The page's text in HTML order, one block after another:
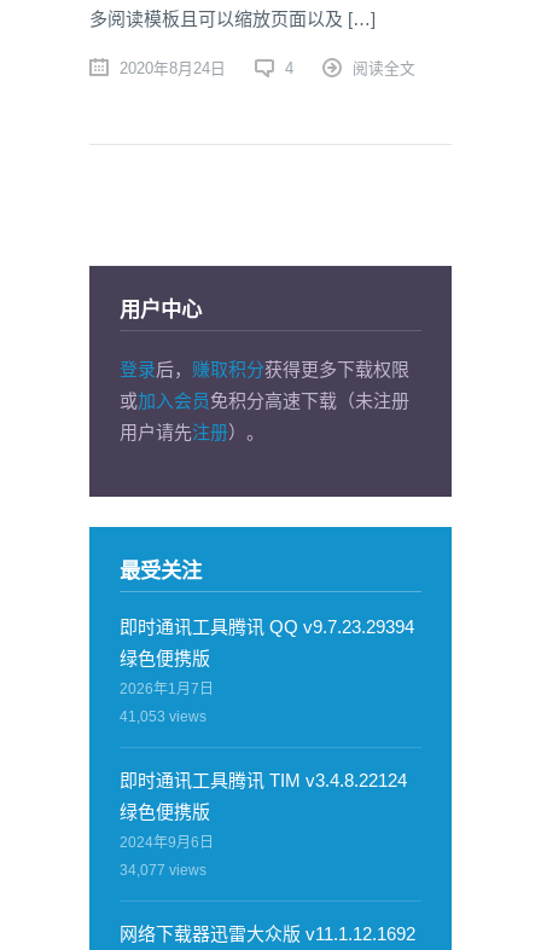
多阅读模板且可以缩放页面以及 […]
2020年8月24日 4 阅读全文
用户中心
登录后， 赚取积分获得更多下载权限
或加入会员免积分高速下载（未注册
用户请先注册）。
最受关注
即时通讯工具腾讯 QQ v9.7.23.29394
绿色便携版
2026年1月7日
41,053 views
即时通讯工具腾讯 TIM v3.4.8.22124
绿色便携版
2024年9月6日
34,077 views
网络下载器迅雷大众版 v11.1.12.1692